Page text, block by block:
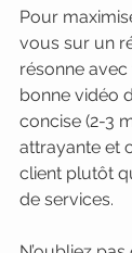
Pour
vous sur un
résonne
bonne vidéo
concise (2-3
attrayante et
client plutôt
de services.